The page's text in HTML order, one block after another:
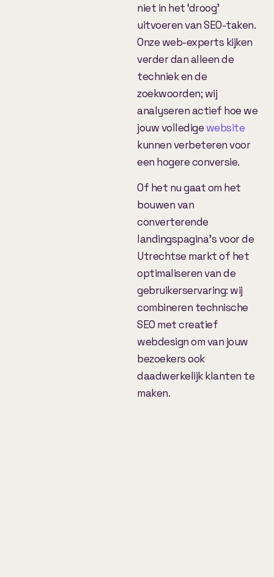
niet in het ‘droog’
uitvoeren van SEO-taken.
Onze web-experts kijken
verder dan alleen de
techniek en de
zoekwoorden; wij
analyseren actief hoe we
jouw volledige website
kunnen verbeteren voor
een hogere conversie.
Of het nu gaat om het
bouwen van
converterende
landingspagina’s voor de
Utrechtse markt of het
optimaliseren van de
gebruikerservaring: wij
combineren technische
SEO met creatief
webdesign om van jouw
bezoekers ook
daadwerkelijk klanten te
maken.